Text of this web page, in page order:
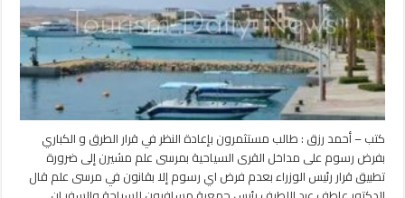
رسوم
على
مداخل
القرى
السياحية
بمرسى
علم
مغلقة
كتب – أحمد رزق : طالب مستثمرون بإعادة النظر في قرار الطرق و الكباري
بفرض رسوم على مداخل القرى السياحية بمرسى علم مشيرن إلى ضرورة
تطبيق قرار رئيس الوزراء بعدم فرض اي رسوم إلا بقانون في مرسى علم قال